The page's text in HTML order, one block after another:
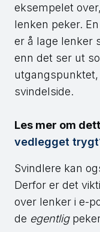
eksempelet
lenken peker.
er å lage lenker
enn det ser ut
svindelside.
Les mer om
vedlegget
Svindlere kan
Derfor er det
over lenker i e-
de egentlig